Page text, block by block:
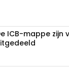
ICB-mappe zijn